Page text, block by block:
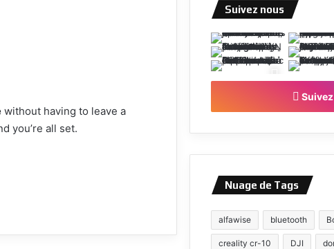
without having to leave a
you’re all set.
Suivez nous
Nuage de Tags
alfawise bluetooth
creality cr-10 DJI